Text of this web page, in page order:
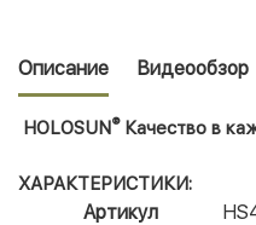
Описание Видеообзор
HOLOSUN® Качество в
ХАРАКТЕРИСТИКИ:
Артикул